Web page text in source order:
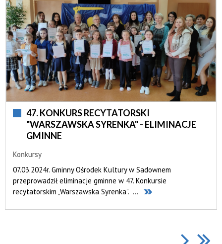
47. KONKURS RECYTATORSKI
"WARSZAWSKA SYRENKA" - ELIMINACJE
GMINNE
Konkursy
07.03.2024r. Gminny Ośrodek Kultury w Sadownem
przeprowadził eliminacje gminne w 47. Konkursie
recytatorskim „Warszawska Syrenka”. ...